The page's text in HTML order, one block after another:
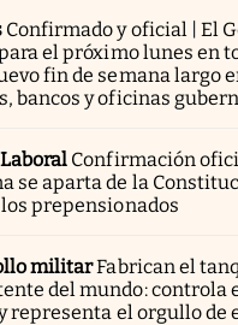
Confirmado y oficial | El
el próximo lunes en
fin de semana largo
bancos y oficinas
Confirmación
se aparta de la
prepensionados
militarFabrican el
del mundo: controla
representa el orgullo de